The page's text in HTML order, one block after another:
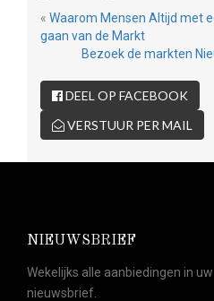
« Waarom Mensen Altijd met
gaan van de Markt
Bezoek de markten
DEEL OP FACEBOOK
VERSTUUR PER MAIL
NIEUWSBRIEF
Wekelijks alle aanbiedingen in
nieuwsbrief.